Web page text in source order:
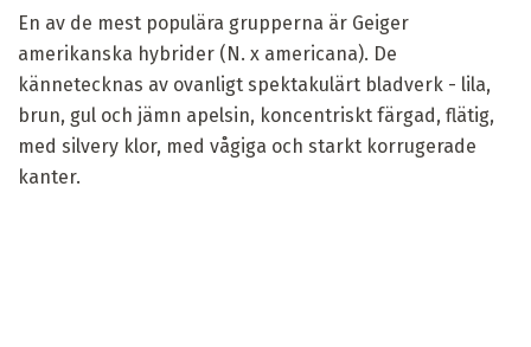
En av de mest populära grupperna är Geiger
amerikanska hybrider (N. x americana). De
kännetecknas av ovanligt spektakulärt bladverk - lila,
brun, gul och jämn apelsin, koncentriskt färgad, flätig,
med silvery klor, med vågiga och starkt korrugerade
kanter.